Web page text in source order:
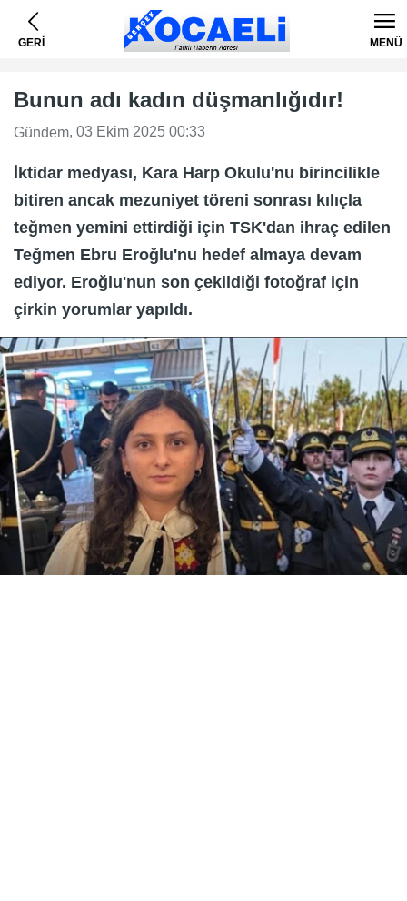
GERİ MENÜ
Bunun adı kadın düşmanlığıdır!
Gündem, 03 Ekim 2025 00:33
İktidar medyası, Kara Harp Okulu'nu birincilikle
bitiren ancak mezuniyet töreni sonrası kılıçla
teğmen yemini ettirdiği için TSK'dan ihraç edilen
Teğmen Ebru Eroğlu'nu hedef almaya devam
ediyor. Eroğlu'nun son çekildiği fotoğraf için
çirkin yorumlar yapıldı.